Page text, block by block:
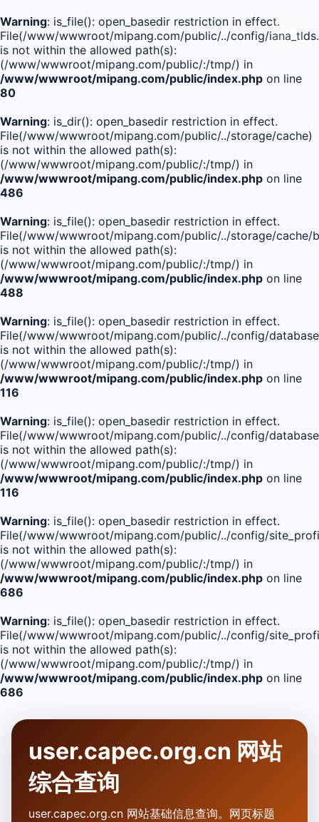
Warning: is_file(): open_basedir restriction in effect.
File(/www/wwwroot/mipang.com/public/../config/
is not within the allowed path(s):
(/www/wwwroot/mipang.com/public/:/tmp/) in
/www/wwwroot/mipang.com/public/index.php on line
80
Warning: is_dir(): open_basedir restriction in effect.
File(/www/wwwroot/mipang.com/public/../storage/cache)
is not within the allowed path(s):
(/www/wwwroot/mipang.com/public/:/tmp/) in
/www/wwwroot/mipang.com/public/index.php on line
486
Warning: is_file(): open_basedir restriction in effect.
File(/www/wwwroot/mipang.com/public/../storage/
is not within the allowed path(s):
(/www/wwwroot/mipang.com/public/:/tmp/) in
/www/wwwroot/mipang.com/public/index.php on line
488
Warning: is_file(): open_basedir restriction in effect.
File(/www/wwwroot/mipang.com/public/../config/
is not within the allowed path(s):
(/www/wwwroot/mipang.com/public/:/tmp/) in
/www/wwwroot/mipang.com/public/index.php on line
116
Warning: is_file(): open_basedir restriction in effect.
File(/www/wwwroot/mipang.com/public/../config/
is not within the allowed path(s):
(/www/wwwroot/mipang.com/public/:/tmp/) in
/www/wwwroot/mipang.com/public/index.php on line
116
Warning: is_file(): open_basedir restriction in effect.
File(/www/wwwroot/mipang.com/public/../config/
is not within the allowed path(s):
(/www/wwwroot/mipang.com/public/:/tmp/) in
/www/wwwroot/mipang.com/public/index.php on line
686
Warning: is_file(): open_basedir restriction in effect.
File(/www/wwwroot/mipang.com/public/../config/
is not within the allowed path(s):
(/www/wwwroot/mipang.com/public/:/tmp/) in
/www/wwwroot/mipang.com/public/index.php on line
686
user.capec.org.cn 网站
综合查询
user.capec.org.cn 网站基础信息查询。网页标题